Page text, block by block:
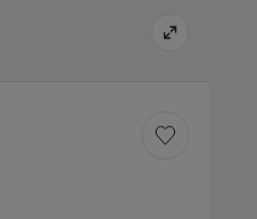
Sauvegarder le